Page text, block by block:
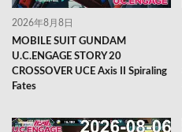
2026年8月8日
MOBILE SUIT GUNDAM
U.C.ENGAGE STORY 20
CROSSOVER UCE Axis II Spiraling
Fates